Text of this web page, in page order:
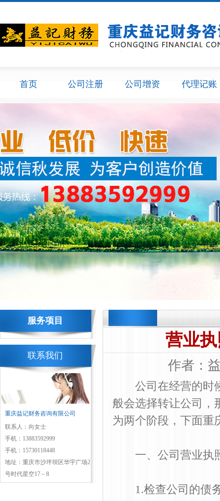
首页 公司注册 公司增资 代理记账
服务项目
联系我们
重庆益记财务咨询有限公司
联系人：向女士
手机：13883592999
手机：15730118448
地址：重庆市沙坪坝区华宇广场2
号时代星空17－8
营业
作者：
公司在经营的时候
般会选择转让公司，
为两个阶段，下面重
一、公司营业执
1.检查公司的债